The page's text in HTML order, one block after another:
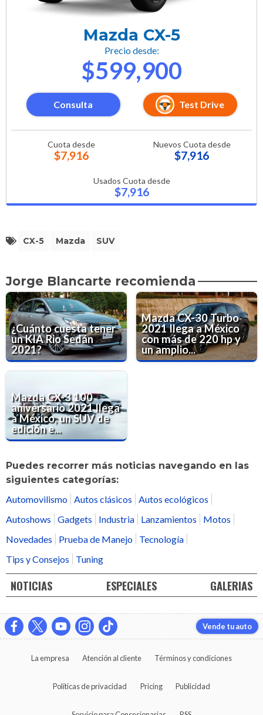
Mazda CX-5
Precio desde:
$599,900
Consulta Test Drive
Cuota desde
$7,916
Nuevos Cuota desde
$7,916
Usados Cuota desde
$7,916
CX-5 Mazda SUV
Jorge Blancarte recomienda
¿Cuánto cuesta tener
un KIA Rio Sedán
2021?
Mazda CX-30 Turbo
2021 llega a México
con más de 220 hp y
un amplio...
Mazda CX-3 100
aniversario 2021 llega
a México, un SUV de
edición e...
Puedes recorrer más noticias navegando en las
siguientes categorías:
Automovilismo Autos clásicos
Autos ecológicos
Autoshows
Gadgets Industria Lanzamientos
Motos
Novedades
Prueba de Manejo
Tecnología
Tips y Consejos
Tuning
NOTICIAS ESPECIALES GALERIAS
Vende tu auto
La empresa Atención al cliente Términos y condiciones
Políticas de privacidad Pricing Publicidad